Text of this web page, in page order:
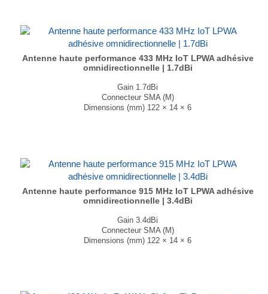
Antenne haute performance 433 MHz IoT LPWA adhésive
omnidirectionnelle | 1.7dBi
Gain 1.7dBi
Connecteur SMA (M)
Dimensions (mm) 122 × 14 × 6
Antenne haute performance 915 MHz IoT LPWA adhésive
omnidirectionnelle | 3.4dBi
Gain 3.4dBi
Connecteur SMA (M)
Dimensions (mm) 122 × 14 × 6